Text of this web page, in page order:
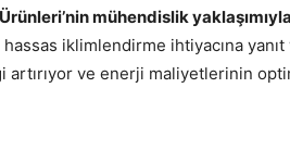
mühendislik
iklimlendirme ihtiyacına
ve enerji maliyetlerinin